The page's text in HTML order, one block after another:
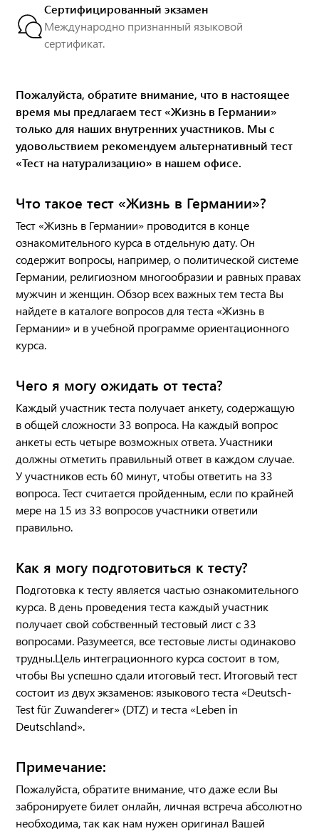
Сертифицированный экзамен
Международно признанный языковой
сертификат.
Пожалуйста, обратите внимание, что в настоящее
время мы предлагаем тест «Жизнь в Германии»
только для наших внутренних участников. Мы с
удовольствием рекомендуем альтернативный тест
«Тест на натурализацию» в нашем офисе.
Что такое тест «Жизнь в Германии»?
Тест «Жизнь в Германии» проводится в конце
ознакомительного курса в отдельную дату. Он
содержит вопросы, например, о политической системе
Германии, религиозном многообразии и равных правах
мужчин и женщин. Обзор всех важных тем теста Вы
найдете в каталоге вопросов для теста «Жизнь в
Германии» и в учебной программе ориентационного
курса.
Чего я могу ожидать от теста?
Каждый участник теста получает анкету, содержащую
в общей сложности 33 вопроса. На каждый вопрос
анкеты есть четыре возможных ответа. Участники
должны отметить правильный ответ в каждом случае.
У участников есть 60 минут, чтобы ответить на 33
вопроса. Тест считается пройденным, если по крайней
мере на 15 из 33 вопросов участники ответили
правильно.
Как я могу подготовиться к тесту?
Подготовка к тесту является частью ознакомительного
курса. В день проведения теста каждый участник
получает свой собственный тестовый лист с 33
вопросами. Разумеется, все тестовые листы одинаково
трудны.Цель интеграционного курса состоит в том,
чтобы Вы успешно сдали итоговый тест. Итоговый тест
состоит из двух экзаменов: языкового теста «Deutsch-
Test für Zuwanderer» (DTZ) и теста «Leben in
Deutschland».
Примечание:
Пожалуйста, обратите внимание, что даже если Вы
забронируете билет онлайн, личная встреча абсолютно
необходима, так как нам нужен оригинал Вашей